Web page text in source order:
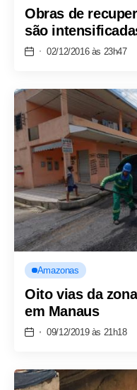
Obras de
são
02/12/2016 às 23h47
Amazonas
Oito vias da
em Manaus
09/12/2019 às 21h18